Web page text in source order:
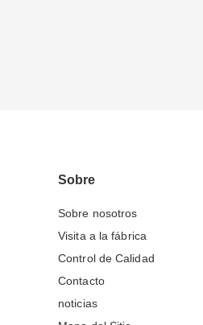
Sobre
Sobre nosotros
Visita a la fábrica
Control de Calidad
Contacto
noticias